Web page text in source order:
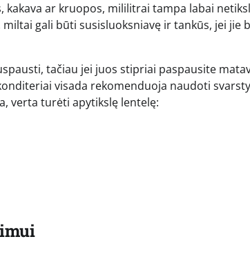
ar kruopos, mililitrai tampa labai
gali būti susisluoksniavę ir tankūs, jei jie
tačiau jei juos stipriai paspausite
visada rekomenduoja naudoti
verta turėti apytikslę lentelę: